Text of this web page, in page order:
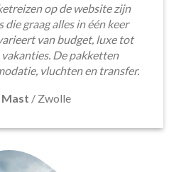
op de website zijn
graag alles in één keer
van budget, luxe tot
De pakketten
vluchten en transfer.
Mast / Zwolle